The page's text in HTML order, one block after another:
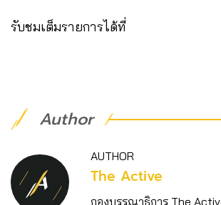
รับชมเต็มรายการได้ที่
Author
AUTHOR
The Active
กองบรรณาธิการ The